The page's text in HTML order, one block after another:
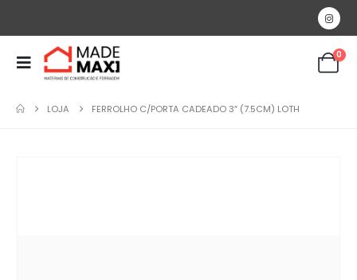
0
LOJA FERROLHO C/PORTA CADEADO 3″ (7.5CM) LOTH